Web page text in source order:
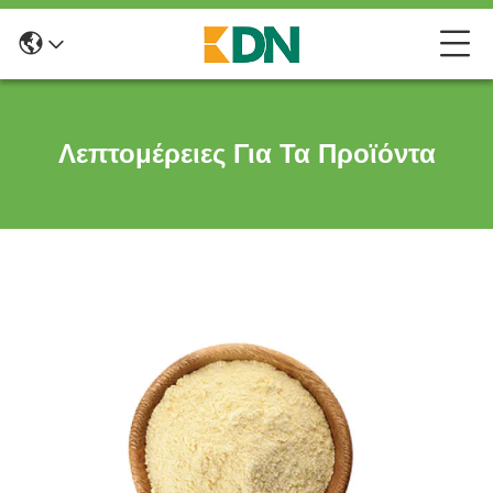
Λεπτομέρειες Για Τα Προϊόντα